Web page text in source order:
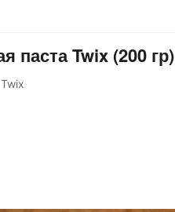
паста Twix (200 гр)
Twix